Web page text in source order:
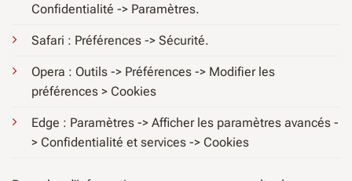
Confidentialité -> Paramètres.
Safari : Préférences -> Sécurité.
Opera : Outils -> Préférences -> Modifier les
préférences > Cookies
Edge : Paramètres -> Afficher les paramètres avancés -
> Confidentialité et services -> Cookies